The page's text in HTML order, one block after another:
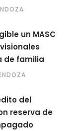
un MASC
de familia
del
reserva de